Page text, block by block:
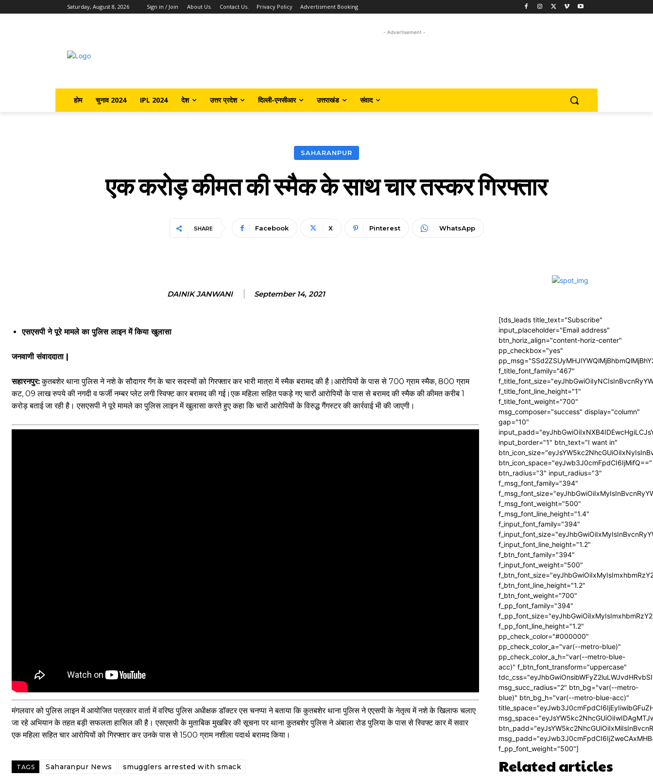
Saturday, August 8, 2026 Sign in / Join About Us. Contact Us. Privacy Policy Advertisment Booking
- Advertisement -
होम चुनाव 2024 IPL 2024 देश उत्तर प्रदेश दिल्ली-एनसीआर उत्तराखंड संवाद
SAHARANPUR
एक करोड़ कीमत की स्मैक के साथ चार तस्कर गिरफ्तार
SHARE Facebook X Pinterest WhatsApp
DAINIK JANWANI September 14, 2021
एसएसपी ने पूरे मामले का पुलिस लाइन में किया खुलासा
जनवाणी संवाददाता |
सहारनपुर:कुतबशेर थाना पुलिस ने नशे के सौदागर गैंग के चार सदस्यों को गिरफ्तार कर भारी मात्रा में स्मैक बरामद की है।आरोपियों के पास से 700 ग्राम स्मैक, 800 ग्राम
कट, 09 लाख रुपये की नगदी व फर्जी नम्बर प्लेट लगी स्विफ्ट कार बरामद की गई।एक महिला सहित पकड़े गए चारों आरोपियों के पास से बरामद की स्मैक की कीमत करीब 1
करोड़ बताई जा रही है। एसएसपी ने पूरे मामले का पुलिस लाइन में खुलासा करते हुए कहा कि चारों आरोपियों के विरुद्ध गैंगस्टर की कार्रवाई भी की जाएगी।
मंगलवार को पुलिस लाइन में आयोजित पत्रकार वार्ता में वरिष्ठ पुलिस अधीक्षक डॉक्टर एस चनप्पा ने बताया कि कुतबशेर थाना पुलिस ने एएसपी के नेतृत्व में नशे के खिलाफ चलाए
जा रहे अभियान के तहत बड़ी सफलता हासिल की है। एसएसपी के मुताबिक मुखबिर की सूचना पर थाना कुतबशेर पुलिस ने अंबाला रोड पुलिया के पास से स्विफ्ट कार में सवार
एक महिला सहित चार आरोपियों को गिरफ्तार कर उनके पास से 1500 ग्राम नशीला पदार्थ बरामद किया।
TAGS Saharanpur News smugglers arrested with smack
[tds_leads title_text="Subscribe"
input_placeholder="Email address"
btn_horiz_align="content-horiz-center"
pp_checkbox="yes"
f_title_font_family="467"
f_title_font_line_height="1"
f_title_font_weight="700"
msg_composer="success" display="column"
gap="10"
input_border="1" btn_text="I want in"
btn_icon_space="eyJwb3J0cmFpdCI6IjMifQ=="
btn_radius="3" input_radius="3"
f_msg_font_family="394"
f_msg_font_weight="500"
f_msg_font_line_height="1.4"
f_input_font_family="394"
f_input_font_line_height="1.2"
f_btn_font_family="394"
f_input_font_weight="500"
f_btn_font_line_height="1.2"
f_btn_font_weight="700"
f_pp_font_family="394"
f_pp_font_line_height="1.2"
pp_check_color="#000000"
pp_check_color_a="var(--metro-blue)"
pp_check_color_a_h="var(--metro-blue-
acc)" f_btn_font_transform="uppercase"
msg_succ_radius="2" btn_bg="var(--metro-
blue)" btn_bg_h="var(--metro-blue-acc)"
f_pp_font_weight="500"]
Related articles